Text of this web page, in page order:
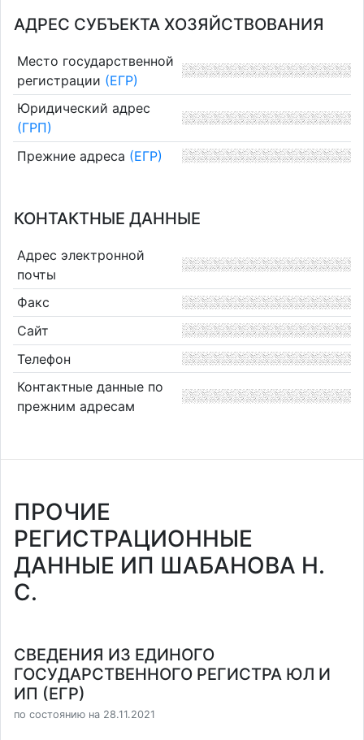
АДРЕС СУБЪЕКТА ХОЗЯЙСТВОВАНИЯ
Место государственной
регистрации (ЕГР)
Юридический адрес
(ГРП)
Прежние адреса (ЕГР)
КОНТАКТНЫЕ ДАННЫЕ
Адрес электронной
почты
Факс
Сайт
Телефон
Контактные данные по
прежним адресам
ПРОЧИЕ
РЕГИСТРАЦИОННЫЕ
ДАННЫЕ ИП ШАБАНОВА Н.
С.
СВЕДЕНИЯ ИЗ ЕДИНОГО
ГОСУДАРСТВЕННОГО РЕГИСТРА ЮЛ И
ИП (ЕГР)
по состоянию на 28.11.2021